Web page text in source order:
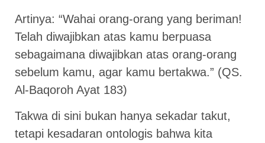
Artinya: “Wahai orang-orang yang beriman!
Telah diwajibkan atas kamu berpuasa
sebagaimana diwajibkan atas orang-orang
sebelum kamu, agar kamu bertakwa.” (QS.
Al-Baqoroh Ayat 183)
Takwa di sini bukan hanya sekadar takut,
tetapi kesadaran ontologis bahwa kita